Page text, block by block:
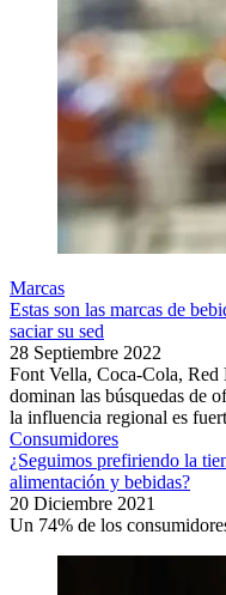
Marcas
Estas son las marcas de
saciar su sed
28 Septiembre 2022
Font Vella, Coca-Cola, Red
dominan las búsquedas de
la influencia regional es
Consumidores
¿Seguimos prefiriendo la
alimentación y bebidas?
20 Diciembre 2021
Un 74% de los